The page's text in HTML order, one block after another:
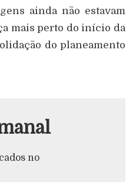
ainda não estavam
mais perto do início da
do planeamento
no